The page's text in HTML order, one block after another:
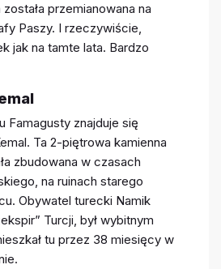
przemianowana na
Paszy. I rzeczywiście,
jak na tamte lata. Bardzo
Famagusty znajduje się
Ta 2-piętrowa kamienna
zbudowana w czasach
na ruinach starego
Obywatel turecki Namik
Turcji, był wybitnym
tu przez 38 miesięcy w